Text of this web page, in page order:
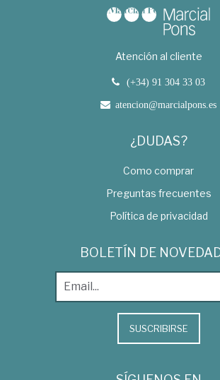
Atención al cliente
(+34) 91 304 33 03
atencion@marcialpons.es
¿DUDAS?
Como comprar
Preguntas frecuentes
Política de privacidad
BOLETÍN DE
SUSCRIBIRSE